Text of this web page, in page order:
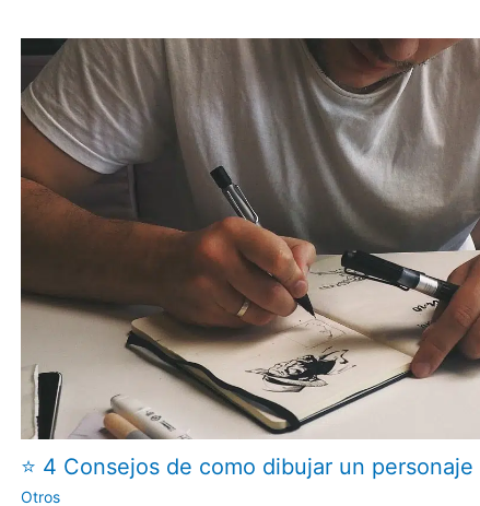
⭐ 4 Consejos de como dibujar un
Otros